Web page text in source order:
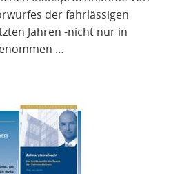
der fahrlässigen
Jahren -nicht nur in
…